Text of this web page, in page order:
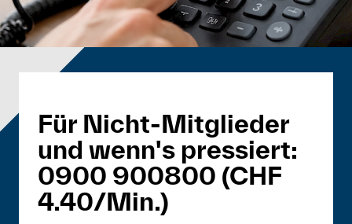
Für Nicht-Mitglieder
und wenn's pressiert:
0900 900800 (CHF
4.40/Min.)